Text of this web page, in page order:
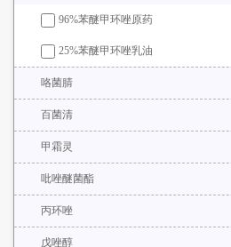
96%苯醚甲环唑原药
25%苯醚甲环唑乳油
咯菌腈
百菌清
甲霜灵
吡唑醚菌酯
丙环唑
戊唑醇